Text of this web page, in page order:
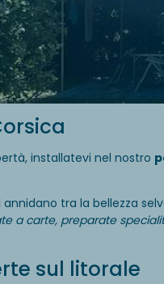
installatevi nel nostro
tra la bellezza
a carte, preparate
sul litorale